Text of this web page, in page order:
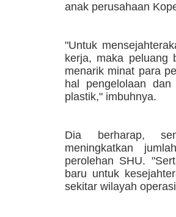
anak perusahaan
"Untuk
kerja, maka peluang
menarik minat para
hal pengelolaan dan
plastik," imbuhnya.
Dia berharap,
meningkatkan
perolehan SHU.
baru untuk
sekitar wilayah